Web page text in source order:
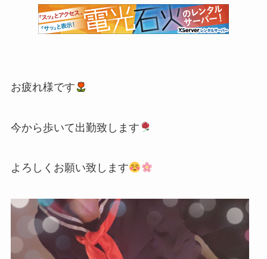
お疲れ様です
今から歩いて出勤致します
よろしくお願い致します